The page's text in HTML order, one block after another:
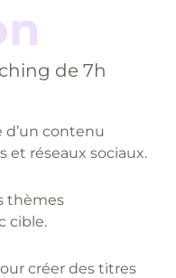
de 7h
d’un contenu
et réseaux sociaux.
thèmes
cible.
créer des titres